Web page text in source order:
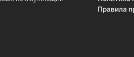
Правила